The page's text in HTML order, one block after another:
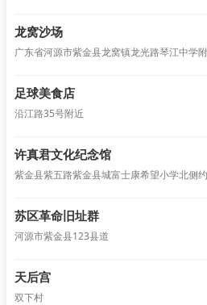
龙窝沙场
广东省河源市紫金县龙窝镇龙光路琴江中学
足球美食店
沿江路35号附近
许真君文化纪念馆
紫金县紫五路紫金县城富士康希望小学北侧
苏区革命旧址群
河源市紫金县123县道
天后宫
双下村